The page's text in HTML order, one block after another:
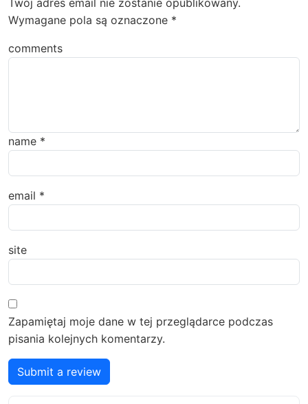
Wymagane pola są oznaczone *
comments
name *
email *
site
Zapamiętaj moje dane w tej przeglądarce podczas
pisania kolejnych komentarzy.
Submit a review